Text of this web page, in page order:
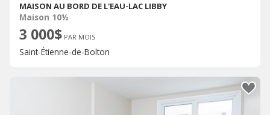
MAISON AU BORD DE L'EAU-LAC LIBBY
Maison 10½
3 000$ PAR MOIS
Saint-Étienne-de-Bolton